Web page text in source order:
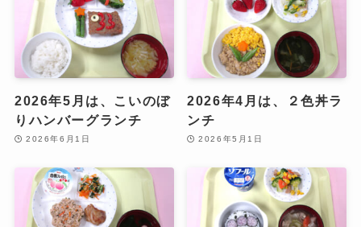
2026年5月は、こいのぼ
りハンバーグランチ
2026年6月1日
2026年4月は、２色丼ラ
ンチ
2026年5月1日